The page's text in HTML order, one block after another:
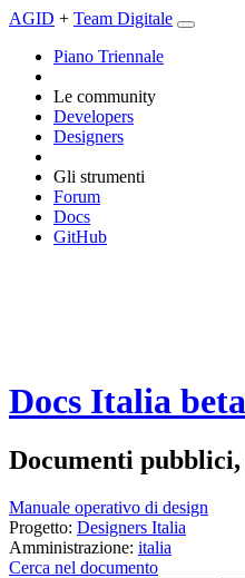
AGID + Team Digitale
Piano Triennale
Le community
Developers
Designers
Gli strumenti
Forum
Docs
GitHub
Docs Italia beta
Documenti
Manuale operativo di design
Progetto: Designers Italia
Amministrazione: italia
Cerca nel documento